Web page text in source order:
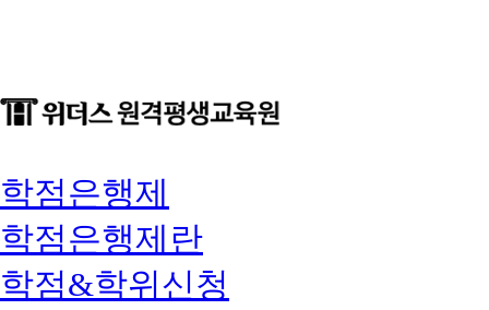
학점은행제
학점은행제란
학점&학위신청